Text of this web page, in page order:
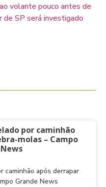
volante pouco antes de
de SP será investigado
por caminhão
molas – Campo
caminhão após derrapar
Grande News